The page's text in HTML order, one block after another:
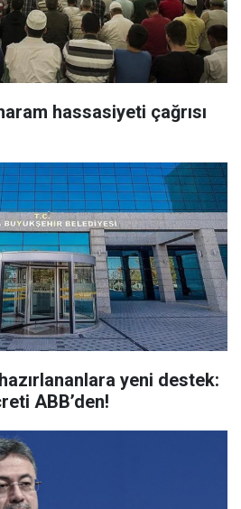
hassasiyeti çağrısı
yeni destek:
ABB’den!